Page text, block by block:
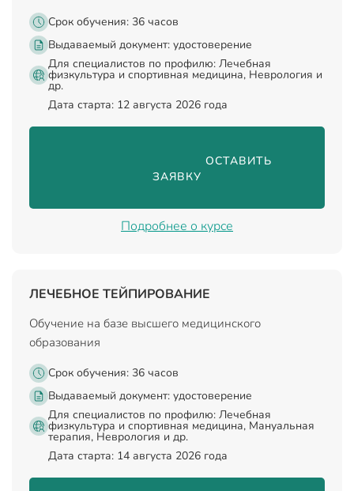
Срок обучения: 36 часов
Выдаваемый документ: удостоверение
Для специалистов по профилю: Лечебная
физкультура и спортивная медицина, Неврология и
др.
Дата старта: 12 августа 2026 года
                                ОСТАВИТЬ
ЗАЯВКУ
Подробнее о курсе
ЛЕЧЕБНОЕ ТЕЙПИРОВАНИЕ
Обучение на базе высшего медицинского
образования
Срок обучения: 36 часов
Выдаваемый документ: удостоверение
Для специалистов по профилю: Лечебная
физкультура и спортивная медицина, Мануальная
терапия, Неврология и др.
Дата старта: 14 августа 2026 года